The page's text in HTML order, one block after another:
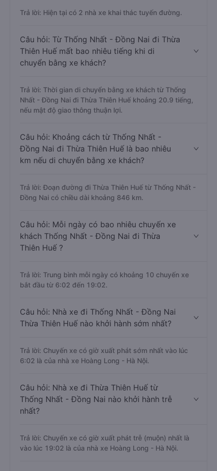
Trả lời: Hiện tại có 2 nhà xe khai thác tuyến đường.
Câu hỏi: Từ Thống Nhất - Đồng Nai đi Thừa
Thiên Huế mất bao nhiêu tiếng khi di
chuyển bằng xe khách?
Trả lời: Thời gian di chuyển bằng xe khách từ Thống
Nhất - Đồng Nai đi Thừa Thiên Huế khoảng 20.9 tiếng,
nếu mật độ giao thông thuận lợi.
Câu hỏi: Khoảng cách từ Thống Nhất -
Đồng Nai đi Thừa Thiên Huế là bao nhiêu
km nếu di chuyển bằng xe khách?
Trả lời: Đoạn đường đi Thừa Thiên Huế từ Thống Nhất -
Đồng Nai có chiều dài khoảng 846 km.
Câu hỏi: Mỗi ngày có bao nhiêu chuyến xe
khách Thống Nhất - Đồng Nai đi Thừa
Thiên Huế ?
Trả lời: Trung bình mỗi ngày có khoảng 10 chuyến xe
bắt đầu từ 6:02 đến 19:02.
Câu hỏi: Nhà xe đi Thống Nhất - Đồng Nai
Thừa Thiên Huế nào khởi hành sớm nhất?
Trả lời: Chuyến xe có giờ xuất phát sớm nhất vào lúc
6:02 là của nhà xe Hoàng Long - Hà Nội.
Câu hỏi: Nhà xe đi Thừa Thiên Huế từ
Thống Nhất - Đồng Nai nào khởi hành trễ
nhất?
Trả lời: Chuyến xe có giờ xuất phát trễ (muộn) nhất là
vào lúc 19:02 là của nhà xe Hoàng Long - Hà Nội.